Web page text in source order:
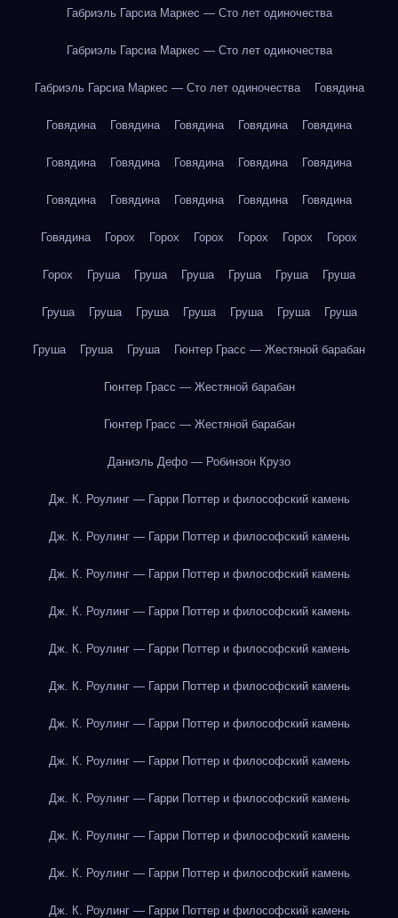
Габриэль Гарсиа Маркес — Сто лет одиночества
Габриэль Гарсиа Маркес — Сто лет одиночества
Габриэль Гарсиа Маркес — Сто лет одиночества Говядина
Говядина Говядина Говядина Говядина Говядина
Говядина Говядина Говядина Говядина Говядина
Говядина Говядина Говядина Говядина Говядина
Говядина Горох Горох Горох Горох Горох Горох
Горох Груша Груша Груша Груша Груша Груша
Груша Груша Груша Груша Груша Груша Груша
Груша Груша Груша Гюнтер Грасс — Жестяной барабан
Гюнтер Грасс — Жестяной барабан
Гюнтер Грасс — Жестяной барабан
Даниэль Дефо — Робинзон Крузо
Дж. К. Роулинг — Гарри Поттер и философский камень
Дж. К. Роулинг — Гарри Поттер и философский камень
Дж. К. Роулинг — Гарри Поттер и философский камень
Дж. К. Роулинг — Гарри Поттер и философский камень
Дж. К. Роулинг — Гарри Поттер и философский камень
Дж. К. Роулинг — Гарри Поттер и философский камень
Дж. К. Роулинг — Гарри Поттер и философский камень
Дж. К. Роулинг — Гарри Поттер и философский камень
Дж. К. Роулинг — Гарри Поттер и философский камень
Дж. К. Роулинг — Гарри Поттер и философский камень
Дж. К. Роулинг — Гарри Поттер и философский камень
Дж. К. Роулинг — Гарри Поттер и философский камень